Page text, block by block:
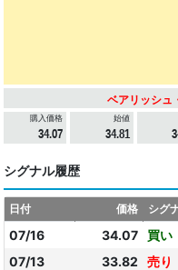
ベアリッシュ
購入価格
34.07
始値
34.81
シグナル履歴
日付 価格 シグ
07/16 34.07 買い
07/13
33.82 売り